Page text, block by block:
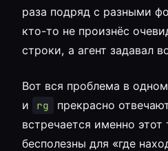
раза подряд с разными
кто-то не произнёс
строки, а агент задавал
Вот вся проблема в
и rg
прекрасно
встречается именно этот
бесполезны для «где